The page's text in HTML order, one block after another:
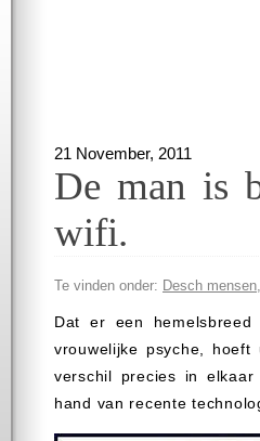
21 November, 2011
De man is
wifi.
Te vinden onder: Desch mensen
Dat er een
vrouwelijke psyche,
verschil precies in
hand van recente